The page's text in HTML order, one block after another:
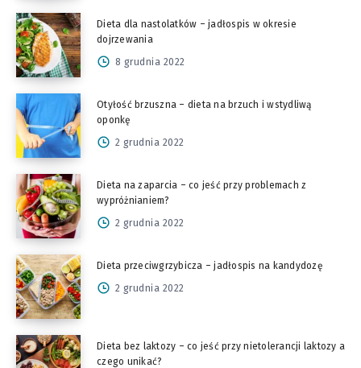
Dieta dla nastolatków – jadłospis w okresie
dojrzewania
8 grudnia 2022
Otyłość brzuszna – dieta na brzuch i wstydliwą
oponkę
2 grudnia 2022
Dieta na zaparcia – co jeść przy problemach z
wypróżnianiem?
2 grudnia 2022
Dieta przeciwgrzybicza – jadłospis na kandydozę
2 grudnia 2022
Dieta bez laktozy – co jeść przy nietolerancji laktozy a
czego unikać?